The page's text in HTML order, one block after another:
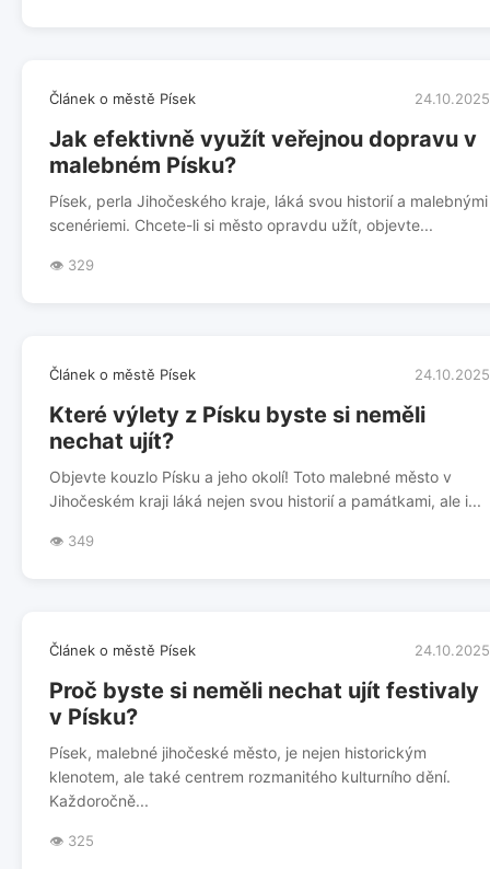
Článek o městě Písek 24.10.2025
Jak efektivně využít veřejnou dopravu v
malebném Písku?
Písek, perla Jihočeského kraje, láká svou historií a malebnými
scenériemi. Chcete-li si město opravdu užít, objevte...
👁️ 329
Článek o městě Písek 24.10.2025
Které výlety z Písku byste si neměli
nechat ujít?
Objevte kouzlo Písku a jeho okolí! Toto malebné město v
Jihočeském kraji láká nejen svou historií a památkami, ale i...
👁️ 349
Článek o městě Písek 24.10.2025
Proč byste si neměli nechat ujít festivaly
v Písku?
Písek, malebné jihočeské město, je nejen historickým
klenotem, ale také centrem rozmanitého kulturního dění.
Každoročně...
👁️ 325